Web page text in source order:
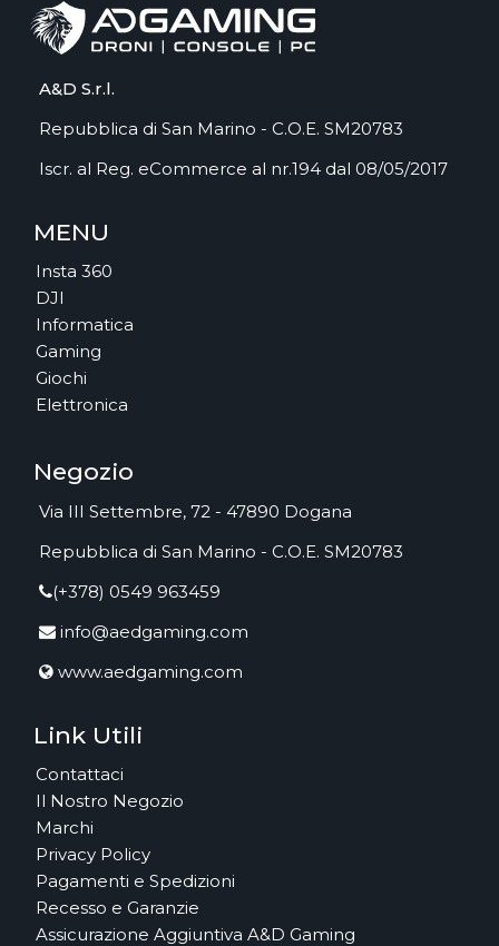
A&D S.r.l.
Repubblica di San Marino - C.O.E. SM20783
Iscr. al Reg. eCommerce al nr.194 dal 08/05/2017
MENU
Insta 360
DJI
Informatica
Gaming
Giochi
Elettronica
Negozio
Via III Settembre, 72 - 47890 Dogana
Repubblica di San Marino - C.O.E. SM20783
(+378) 0549 963459
info@aedgaming.com
www.aedgaming.com
Link Utili
Contattaci
Il Nostro Negozio
Marchi
Privacy Policy
Pagamenti e Spedizioni
Recesso e Garanzie
Assicurazione Aggiuntiva A&D Gaming